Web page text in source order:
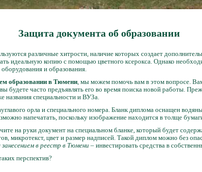
Защита документа об образовании
различные хитрости, наличие которых создает
идеальную копию с помощью цветного ксерокса. Однако
и образования.
образовании в Тюмени, мы можем помочь вам в этом вопросе.
будете часто предъявлять его во время поиска новой работы.
названия специальности и ВУЗа.
орла и специального номера. Бланк диплома оснащен
напечатать, поскольку изображение находится в толще
на руки документ на специальном бланке, который будет
микротекст, цвет и размер надписей. Такой диплом можно без
в реестр в Тюмени – инвестировать средства в
перспектив?